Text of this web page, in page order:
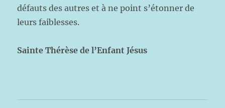
défauts des autres et à ne point s’étonner de
leurs faiblesses.
Sainte Thérèse de l’Enfant Jésus